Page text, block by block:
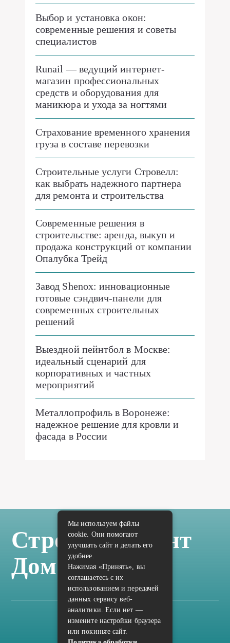
Выбор и установка окон:
современные решения и советы
специалистов
Runail — ведущий интернет-
магазин профессиональных
средств и оборудования для
маникюра и ухода за ногтями
Страхование временного хранения
груза в составе перевозки
Строительные услуги Стровелл:
как выбрать надежного партнера
для ремонта и строительства
Современные решения в
строительстве: аренда, выкуп и
продажа конструкций от компании
Опалубка Трейд
Завод Shenox: инновационные
готовые сэндвич-панели для
современных строительных
решений
Выездной пейнтбол в Москве:
идеальный сценарий для
корпоративных и частных
мероприятий
Металлопрофиль в Воронеже:
надежное решение для кровли и
фасада в России
Стройка Ремонт
Дом Отделка
Карта сайта
Политика конфиденциальности
Мы используем файлы
cookie. Они помогают
улучшать сайт и делать его
удобнее.
Нажимая «Принять», вы
соглашаетесь с их
использованием и передачей
данных сервису веб-
аналитики. Если нет —
измените настройки браузера
или покиньте сайт.